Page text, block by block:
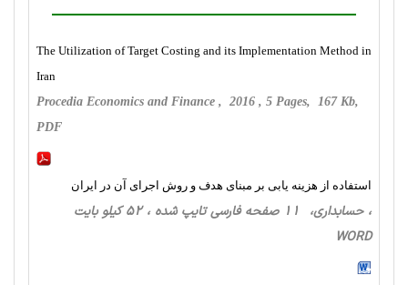
The Utilization of Target Costing and its Implementation Method in
Iran
Procedia Economics and Finance , 2016 , 5 Pages, 167 Kb,
PDF
استفاده از هزینه یابی بر مبنای هدف و روش اجرای آن در ایران
، حسابداری، 11 صفحه فارسی تایپ شده ، 52 کیلو بایت
WORD